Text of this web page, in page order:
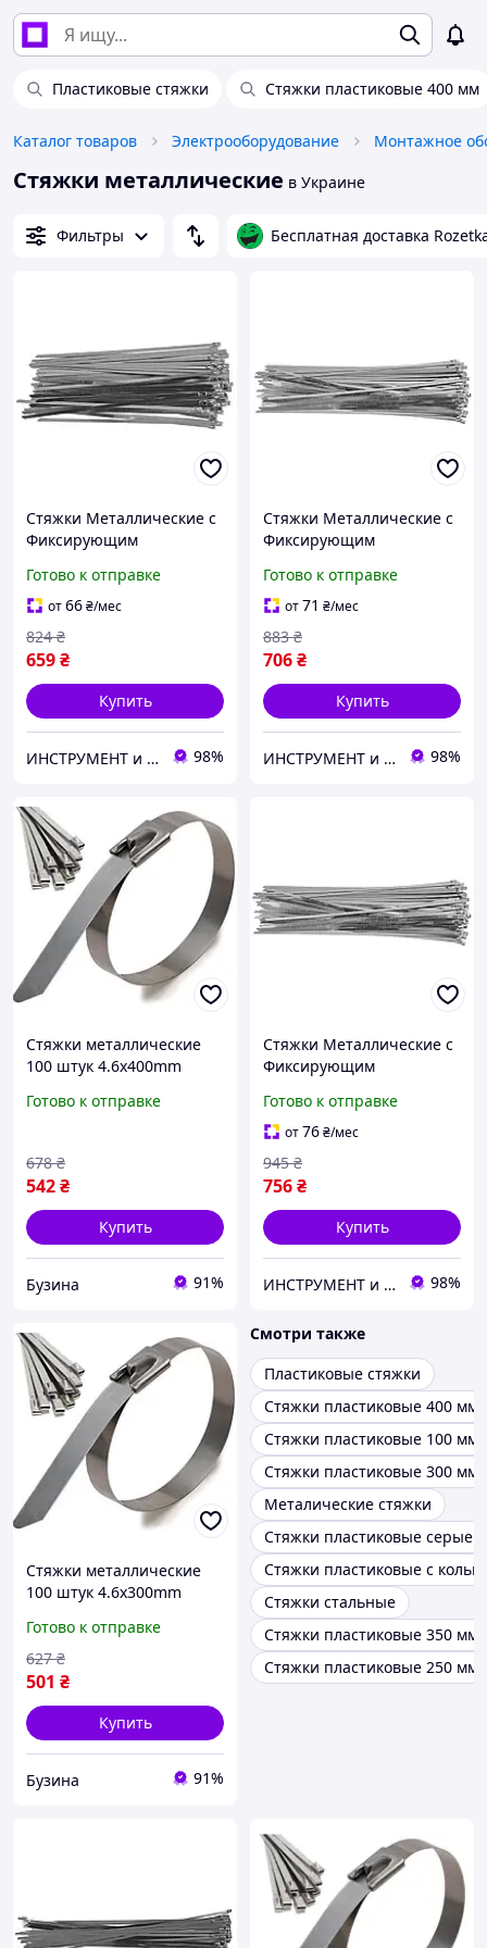
Пластиковые стяжки Стяжки пластиковые 400 мм
Каталог товаров Электрооборудование Монтажное
Стяжки металлические в Украине
Фильтры Бесплатная доставка
Стяжки Металлические с
Фиксирующим
Набор 100 шт
Готово к отправке
от66₴/мес
659₴
824 ₴
Купить
ИНСТРУМЕНТ и МЕТИЗЫ 98%
Стяжки Металлические с
Фиксирующим
Набор 100 шт
Готово к отправке
от71 ₴/мес
706₴
883 ₴
Купить
ИНСТРУМЕНТ и МЕТИЗЫ 98%
Стяжки металлические
100 штук 4.6х400mm
Готово к отправке
542₴
678 ₴
Купить
Бузина 91%
Стяжки Металлические с
Фиксирующим
Набор 100 шт
Готово к отправке
от76₴/мес
756₴
945 ₴
Купить
ИНСТРУМЕНТ и МЕТИЗЫ 98%
Стяжки металлические
100 штук 4.6х300mm
Готово к отправке
501 ₴
627 ₴
Купить
Бузина 91%
Смотри также
Пластиковые стяжки
Стяжки пластиковые 400 мм
Стяжки пластиковые 100 мм
Стяжки пластиковые 300 мм
Металические стяжки
Стяжки пластиковые серые
Стяжки пластиковые с
Стяжки стальные
Стяжки пластиковые 350 мм
Стяжки пластиковые 250 мм